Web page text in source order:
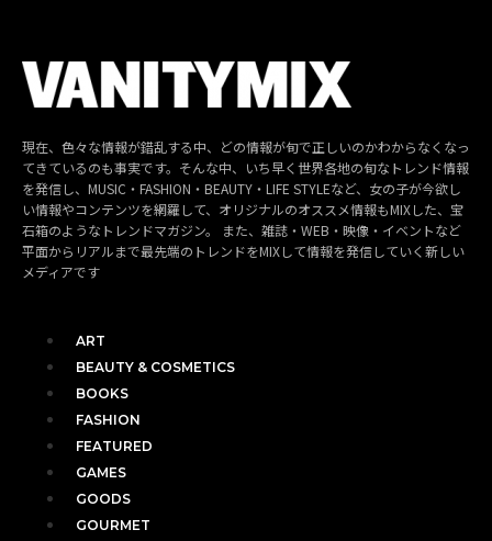
現在、色々な情報が錯乱する中、どの情報が旬で正しいのかわからなくなっ
てきているのも事実です。そんな中、いち早く世界各地の旬なトレンド情報
を発信し、MUSIC・FASHION・BEAUTY・LIFE STYLEなど、女の子が今欲し
い情報やコンテンツを網羅して、オリジナルのオススメ情報もMIXした、宝
石箱のようなトレンドマガジン。 また、雑誌・WEB・映像・イベントなど
平面からリアルまで最先端のトレンドをMIXして情報を発信していく新しい
メディアです
ART
BEAUTY & COSMETICS
BOOKS
FASHION
FEATURED
GAMES
GOODS
GOURMET